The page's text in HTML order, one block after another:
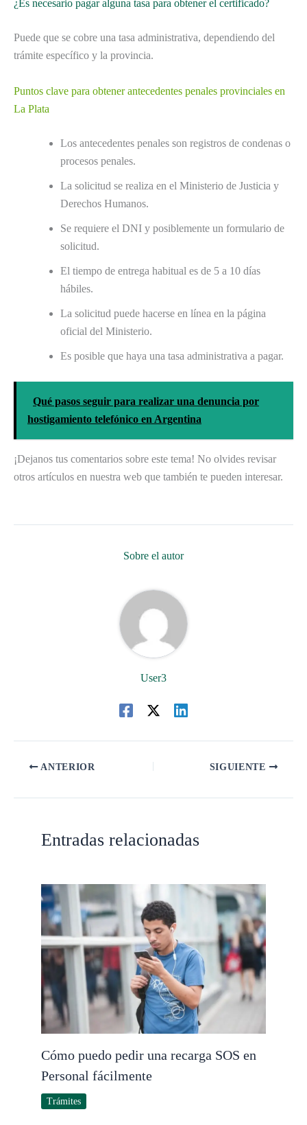
¿Es necesario pagar alguna tasa para obtener el certificado?
Puede que se cobre una tasa administrativa, dependiendo del
trámite específico y la provincia.
Puntos clave para obtener antecedentes penales provinciales en
La Plata
Los antecedentes penales son registros de condenas o
procesos penales.
La solicitud se realiza en el Ministerio de Justicia y
Derechos Humanos.
Se requiere el DNI y posiblemente un formulario de
solicitud.
El tiempo de entrega habitual es de 5 a 10 días
hábiles.
La solicitud puede hacerse en línea en la página
oficial del Ministerio.
Es posible que haya una tasa administrativa a pagar.
Qué pasos seguir para realizar una denuncia por
hostigamiento telefónico en Argentina
¡Dejanos tus comentarios sobre este tema! No olvides revisar
otros artículos en nuestra web que también te pueden interesar.
Sobre el autor
User3
ANTERIOR SIGUIENTE
Entradas relacionadas
Cómo puedo pedir una recarga SOS en
Personal fácilmente
Trámites